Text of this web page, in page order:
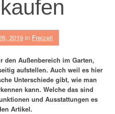
2019 in Freizeit
den Außenbereich im Garten,
aufstellen. Auch weil es hier
Unterschiede gibt, wie man
kann. Welche das sind
und Ausstattungen es
Artikel.